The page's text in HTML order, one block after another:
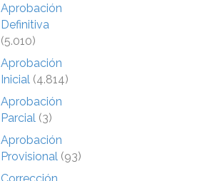
Aprobación
Definitiva
(5.010)
Aprobación
Inicial (4.814)
Aprobación
Parcial (3)
Aprobación
Provisional (93)